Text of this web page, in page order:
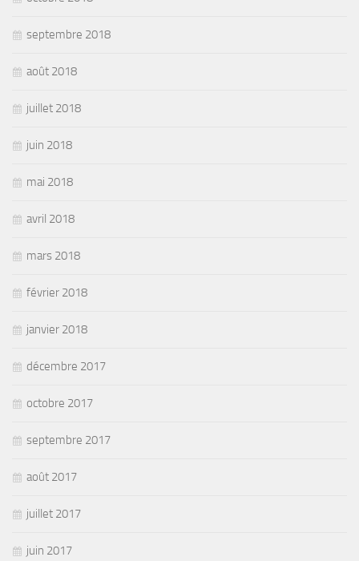
septembre 2018
août 2018
juillet 2018
juin 2018
mai 2018
avril 2018
mars 2018
février 2018
janvier 2018
décembre 2017
octobre 2017
septembre 2017
août 2017
juillet 2017
juin 2017